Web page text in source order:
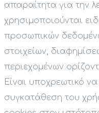
απαραίτητα για την
χρησιμοποιούνται
προσωπικών
στοιχείων,
περιεχομένων
Είναι υποχρεωτικό
συγκατάθεση του